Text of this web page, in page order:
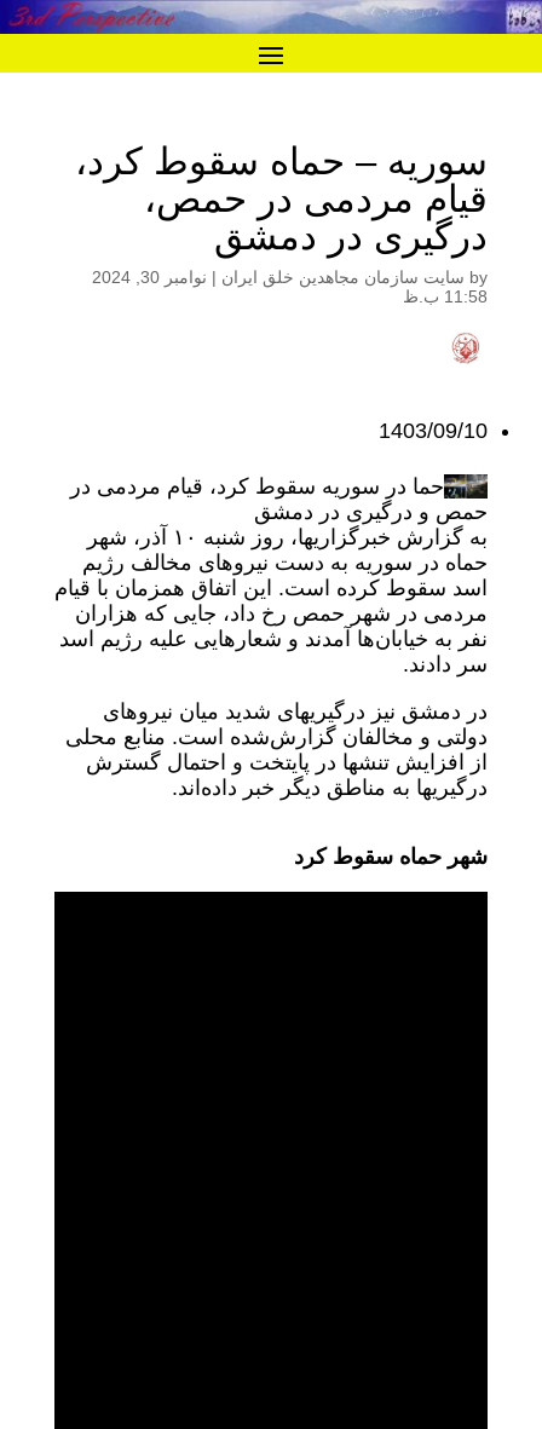
سوریه – حماه سقوط کرد،
قیام مردمی در حمص،
درگیری در دمشق
by سایت سازمان مجاهدین خلق ایران |
نوامبر 30, 2024
11:58 ب.ظ
1403/09/10
حما در سوریه سقوط کرد، قیام مردمی در
حمص و درگیری در دمشق
به گزارش خبرگزاریها، روز شنبه ۱۰ آذر، شهر
حماه در سوریه به دست نیروهای مخالف رژیم
اسد سقوط کرده است. این اتفاق همزمان با قیام
مردمی در شهر حمص رخ داد، جایی که هزاران
نفر به خیابان‌ها آمدند و شعارهایی علیه رژیم اسد
سر دادند.
در دمشق نیز درگیریهای شدید میان نیروهای
دولتی و مخالفان گزارش‌شده است. منابع محلی
از افزایش تنشها در پایتخت و احتمال گسترش
درگیریها به مناطق دیگر خبر داده‌اند.
شهر حماه سقوط کرد